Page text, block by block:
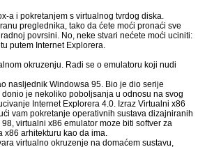
a i pokretanjem s virtualnog tvrdog diska.
preglednika, tako da ćete moći pronaći sve
povrsini. No, neke stvari nećete moći uciniti:
putem Internet Explorera.
okruzenju. Radi se o emulatoru koji nudi
nasljednik Windowsa 95. Bio je dio serije
je nekoliko poboljsanja u odnosu na svog
Internet Explorera 4.0. Izraz Virtualni x86
vam pokretanje operativnih sustava dizajniranih
virtualni x86 emulator moze biti softver za
arhitekturu kao da ima.
virtualno okruzenje na domaćem sustavu,